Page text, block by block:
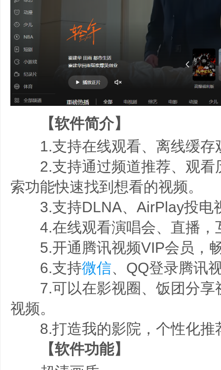
【软件简介】
1.支持在线观看、离线缓存
2.支持通过频道推荐、观看
索功能快速找到想看的视频。
3.支持DLNA、AirPlay投电
4.在线观看演唱会、直播，
5.开通腾讯视频VIP会员，
6.支持微信、QQ登录腾讯
7.可以在影视圈、饭团分享
视频。
8.打造我的影院，个性化推
【软件功能】